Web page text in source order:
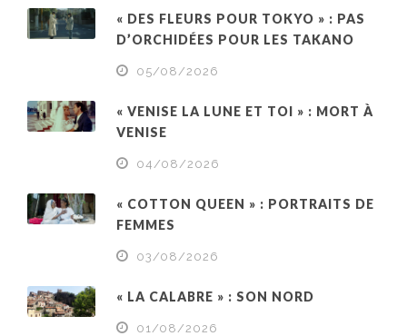
« DES FLEURS POUR TOKYO » : PAS
D’ORCHIDÉES POUR LES TAKANO
05/08/2026
« VENISE LA LUNE ET TOI » : MORT À
VENISE
04/08/2026
« COTTON QUEEN » : PORTRAITS DE
FEMMES
03/08/2026
« LA CALABRE » : SON NORD
01/08/2026